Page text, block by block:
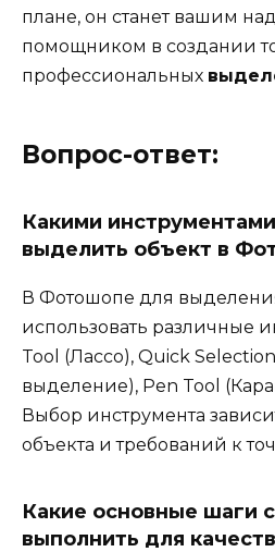
плане, он станет вашим
помощником в создании
профессиональных
Вопрос-ответ:
Какими
выделить объект в
В Фотошопе для
использовать различные
Tool (Лассо), Quick
выделение), Pen Tool
Выбор инструмента
объекта и требований к
Какие основные шаги
выполнить для